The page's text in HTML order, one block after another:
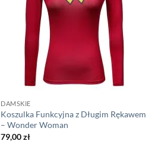
DAMSKIE
Koszulka Funkcyjna z Długim Rękawem
– Wonder Woman
79,00zł